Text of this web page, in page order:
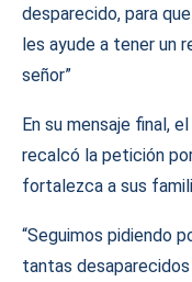
desparecido, para
les ayude a tener un
señor”
En su mensaje final,
recalcó la petición
fortalezca a sus
“Seguimos pidiendo
tantas